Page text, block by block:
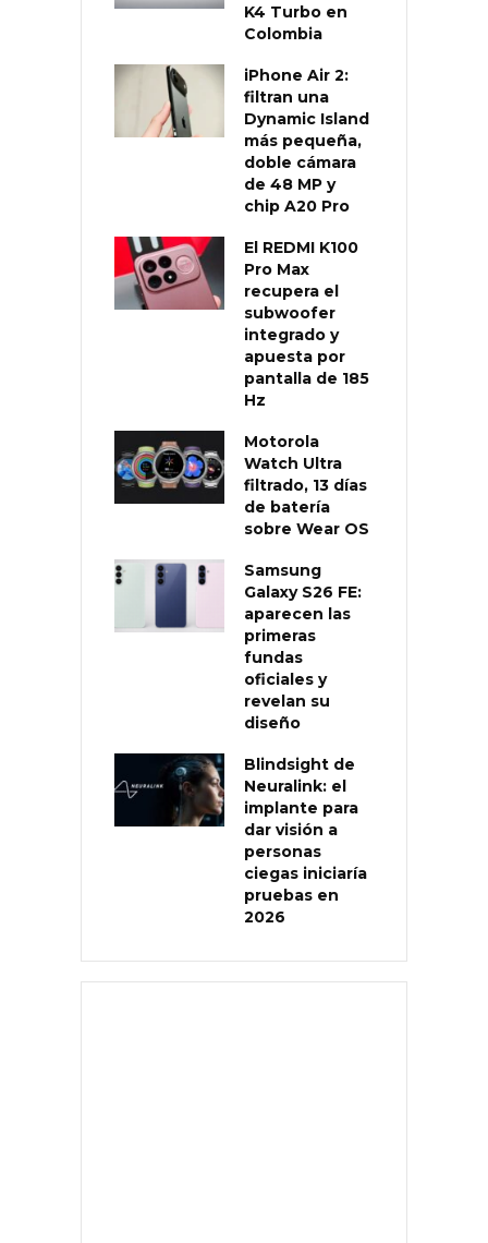
K4 Turbo en
Colombia
iPhone Air 2:
filtran una
Dynamic Island
más pequeña,
doble cámara
de 48 MP y
chip A20 Pro
El REDMI K100
Pro Max
recupera el
subwoofer
integrado y
apuesta por
pantalla de 185
Hz
Motorola
Watch Ultra
filtrado, 13 días
de batería
sobre Wear OS
Samsung
Galaxy S26 FE:
aparecen las
primeras
fundas
oficiales y
revelan su
diseño
Blindsight de
Neuralink: el
implante para
dar visión a
personas
ciegas iniciaría
pruebas en
2026